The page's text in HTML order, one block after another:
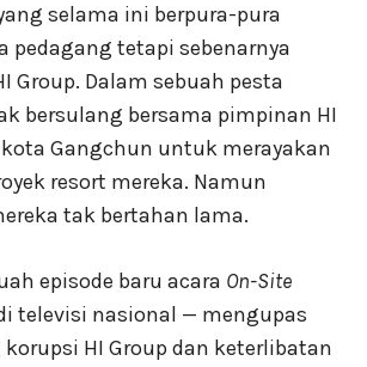
selama ini berpura-pura
pedagang tetapi sebenarnya
Group. Dalam sebuah pesta
bersulang bersama pimpinan HI
Gangchun untuk merayakan
resort mereka. Namun
tak bertahan lama.
episode baru acara On-Site
televisi nasional — mengupas
HI Group dan keterlibatan